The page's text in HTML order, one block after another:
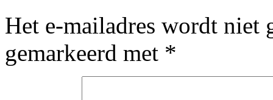
Het e-mailadres wordt niet
gemarkeerd met *